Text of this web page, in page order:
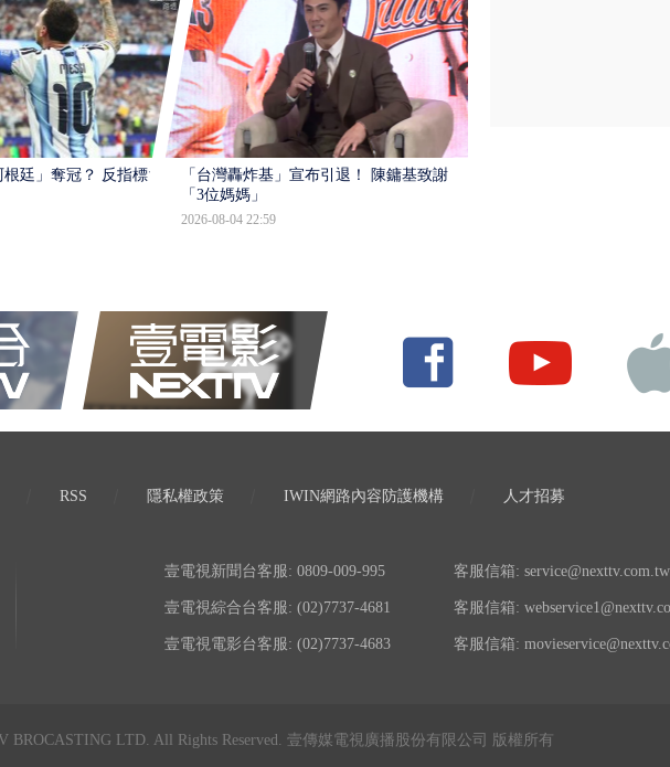
廷」奪冠？ 反指標大
「台灣轟炸基」宣布引退！ 陳鏞基致謝
「3位媽媽」
2026-08-04 22:59
RSS 隱私權政策 IWIN網路內容防護機構 人才招募
壹電視新聞台客服: 0809-009-995 客服信箱: service@nexttv.com.tw
壹電視綜合台客服: (02)7737-4681 客服信箱:
壹電視電影台客服: (02)7737-4683 客服信箱:
BROCASTING LTD. All Rights Reserved. 壹傳媒電視廣播股份有限公司 版權所有